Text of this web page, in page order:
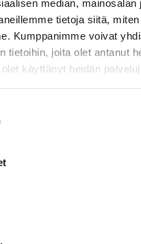
median, mainosalan
tietoja siitä,
Kumppanimme voivat
tietoihin, joita olet antanut
käyttänyt heidän
Toimitus
Takuu ja palautukset